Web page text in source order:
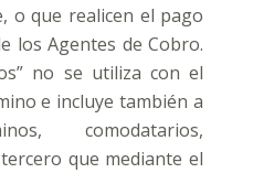
o que realicen el pago
los Agentes de Cobro.
no se utiliza con el
e incluye también a
comodatarios,
que mediante el